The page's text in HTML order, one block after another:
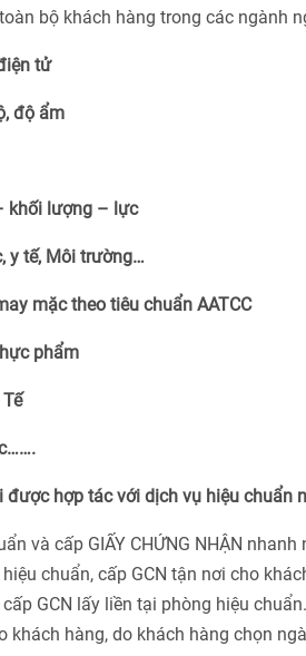
bộ khách hàng trong các ngành
tử
độ ẩm
khối lượng – lực
y tế, Môi trường…
mặc theo tiêu chuẩn AATCC
phẩm
được hợp tác với dịch vụ hiệu chuẩn
và cấp GIẤY CHỨNG NHẬN
chuẩn, cấp GCN tận nơi cho
GCN lấy liền tại phòng hiệu chuẩn.
hàng, do khách hàng chọn